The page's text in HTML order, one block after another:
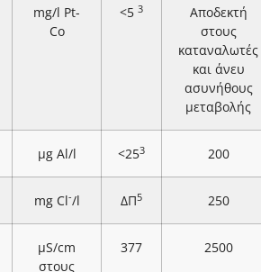
mg/l Pt-
Co
<5 3
Αποδεκτή
στους
καταναλωτές
και άνευ
ασυνήθους
μεταβολής
μg Al/l <253 200
mg Cl-/l ΔΠ5 250
μS/cm
στους
377 2500